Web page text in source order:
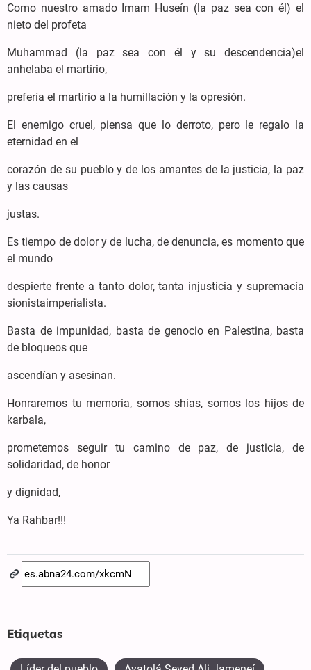
Como nuestro amado Imam Huseín (la paz sea con él) el
nieto del profeta
Muhammad (la paz sea con él y su descendencia)el
anhelaba el martirio,
prefería el martirio a la humillación y la opresión.
El enemigo cruel, piensa que lo derroto, pero le regalo la
eternidad en el
corazón de su pueblo y de los amantes de la justicia, la paz
y las causas
justas.
Es tiempo de dolor y de lucha, de denuncia, es momento que
el mundo
despierte frente a tanto dolor, tanta injusticia y supremacía
sionistaimperialista.
Basta de impunidad, basta de genocio en Palestina, basta
de bloqueos que
ascendían y asesinan.
Honraremos tu memoria, somos shias, somos los hijos de
karbala,
prometemos seguir tu camino de paz, de justicia, de
solidaridad, de honor
y dignidad,
Ya Rahbar!!!
Etiquetas